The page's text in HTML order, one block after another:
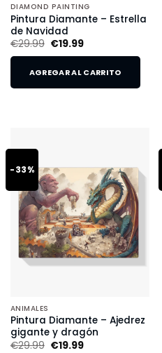
DIAMOND PAINTING
Pintura Diamante – Estrella
de Navidad
€29.99 €19.99
AGREGAR AL CARRITO
-33%
ANIMALES
Pintura Diamante – Ajedrez
gigante y dragón
€29.99 €19.99